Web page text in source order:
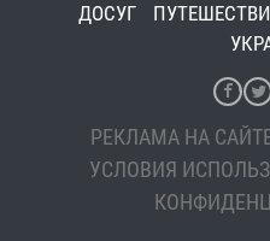
ДОСУГ
РЕКЛАМА НА
УСЛОВИЯ